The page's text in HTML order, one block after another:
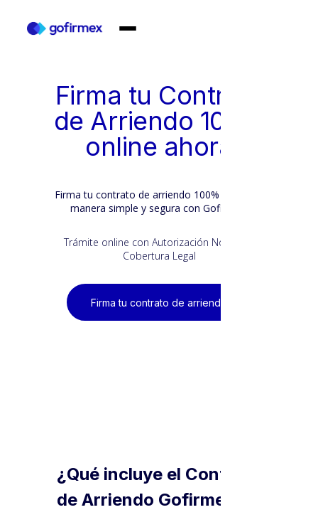
Firma tu Contrato
de Arriendo 100%
online ahora
Firma tu contrato de arriendo 100% online de
manera simple y segura con Gofirmex.
Trámite online con Autorización Notarial y
Cobertura Legal
Firma tu contrato de arriendo
¿Qué incluye el Contrato
de Arriendo Gofirmex?